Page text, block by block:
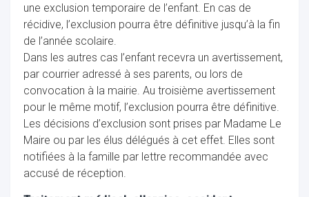
une exclusion temporaire de l’enfant. En cas de
récidive, l’exclusion pourra être définitive jusqu’à la fin
de l’année scolaire.
Dans les autres cas l’enfant recevra un avertissement,
par courrier adressé à ses parents, ou lors de
convocation à la mairie. Au troisième avertissement
pour le même motif, l’exclusion pourra être définitive.
Les décisions d’exclusion sont prises par Madame Le
Maire ou par les élus délégués à cet effet. Elles sont
notifiées à la famille par lettre recommandée avec
accusé de réception.